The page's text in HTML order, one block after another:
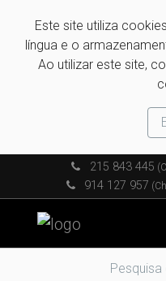
Este site utiliza
língua e o
Ao utilizar este site,
215 843 445
914 127 957